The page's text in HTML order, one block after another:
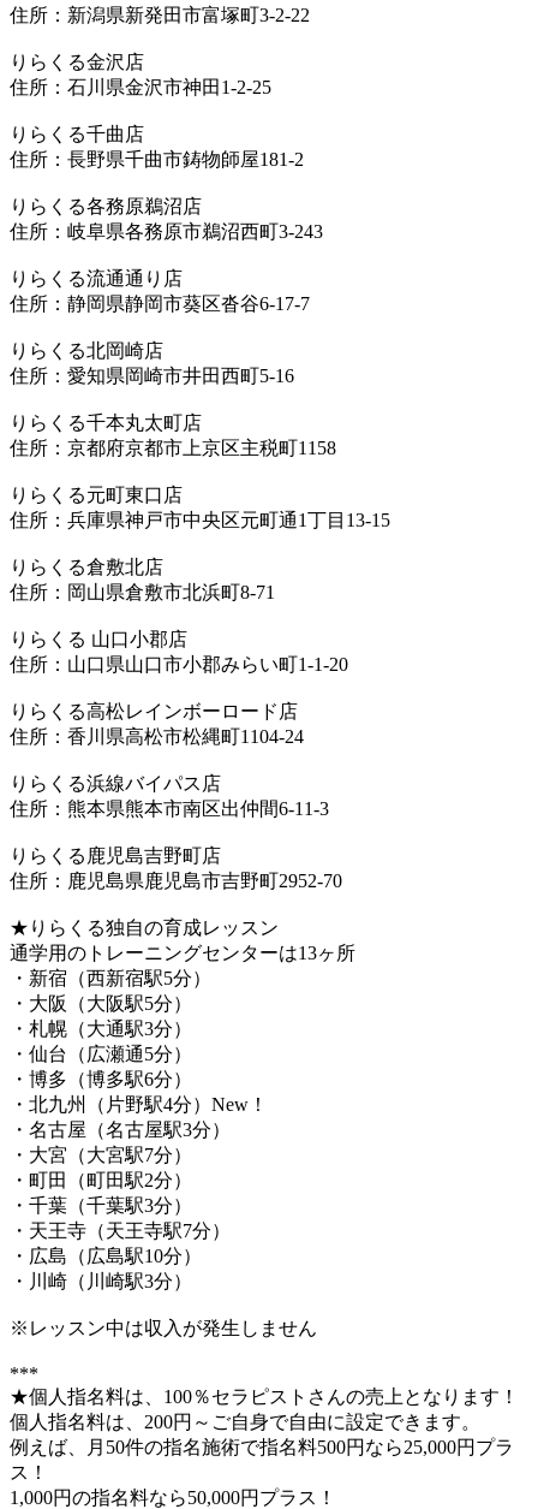
住所：新潟県新発田市富塚町3-2-22
りらくる金沢店
住所：石川県金沢市神田1-2-25
りらくる千曲店
住所：長野県千曲市鋳物師屋181-2
りらくる各務原鵜沼店
住所：岐阜県各務原市鵜沼西町3-243
りらくる流通通り店
住所：静岡県静岡市葵区沓谷6-17-7
りらくる北岡崎店
住所：愛知県岡崎市井田西町5-16
りらくる千本丸太町店
住所：京都府京都市上京区主税町1158
りらくる元町東口店
住所：兵庫県神戸市中央区元町通1丁目13-15
りらくる倉敷北店
住所：岡山県倉敷市北浜町8-71
りらくる 山口小郡店
住所：山口県山口市小郡みらい町1-1-20
りらくる高松レインボーロード店
住所：香川県高松市松縄町1104-24
りらくる浜線バイパス店
住所：熊本県熊本市南区出仲間6-11-3
りらくる鹿児島吉野町店
住所：鹿児島県鹿児島市吉野町2952-70
★りらくる独自の育成レッスン
通学用のトレーニングセンターは13ヶ所
・新宿（西新宿駅5分）
・大阪（大阪駅5分）
・札幌（大通駅3分）
・仙台（広瀬通5分）
・博多（博多駅6分）
・北九州（片野駅4分）New！
・名古屋（名古屋駅3分）
・大宮（大宮駅7分）
・町田（町田駅2分）
・千葉（千葉駅3分）
・天王寺（天王寺駅7分）
・広島（広島駅10分）
・川崎（川崎駅3分）
※レッスン中は収入が発生しません
***
★個人指名料は、100％セラピストさんの売上となります！
個人指名料は、200円～ご自身で自由に設定できます。
例えば、月50件の指名施術で指名料500円なら25,000円プラ
ス！
1,000円の指名料なら50,000円プラス！